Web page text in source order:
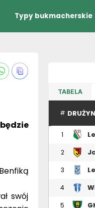
Typy bukmacherskie
swój
TABELA
#
1
2
3
4
5